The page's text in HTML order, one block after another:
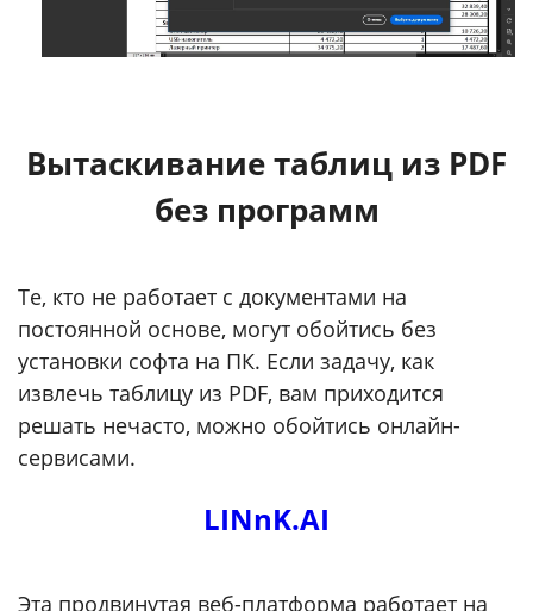
Вытаскивание таблиц из PDF
без программ
Те, кто не работает с документами на
постоянной основе, могут обойтись без
установки софта на ПК. Если задачу, как
извлечь таблицу из PDF, вам приходится
решать нечасто, можно обойтись онлайн-
сервисами.
LINnK.AI
Эта продвинутая веб-платформа работает на